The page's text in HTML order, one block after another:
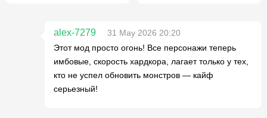
alex-7279
31 May 2026 20:20
Этот мод просто огонь! Все персонажи теперь
имбовые, скорость хардкора, лагает только у тех,
кто не успел обновить монстров — кайф
серьезный!